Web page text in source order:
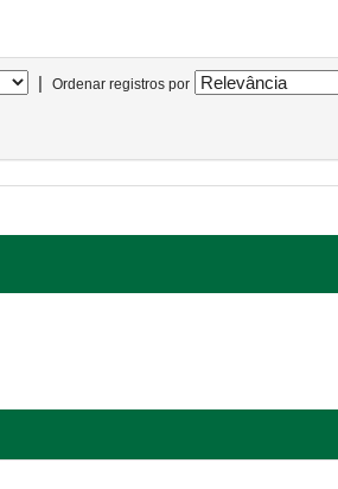
| Ordenar registros por